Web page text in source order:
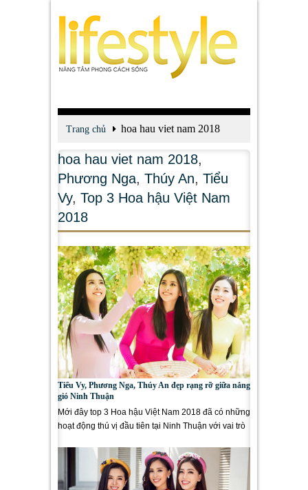
Trang chủ hoa hau viet nam 2018
hoa hau viet nam 2018,
Phương Nga, Thúy An, Tiểu
Vy, Top 3 Hoa hậu Việt Nam
2018
Tiểu Vy, Phương Nga, Thúy An đẹp rạng rỡ giữa nắng
gió Ninh Thuận
Mới đây top 3 Hoa hậu Việt Nam 2018 đã có những
hoạt động thú vị đầu tiên tại Ninh Thuận với vai trò